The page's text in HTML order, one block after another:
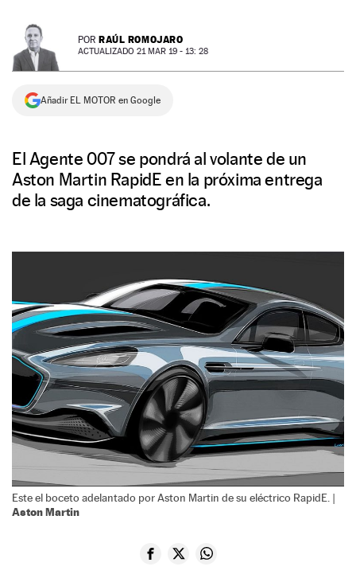
PREMIOS
SERVICIOS
POR RAÚL ROMOJARO
ACTUALIZADO 21 MAR 19 - 13: 28
Añadir EL MOTOR en Google
El Agente 007 se pondrá al volante de un
Aston Martin RapidE en la próxima entrega
de la saga cinematográfica.
Este el boceto adelantado por Aston Martin de su eléctrico RapidE. |
Aston Martin